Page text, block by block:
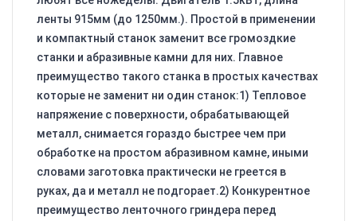
ленты 915мм (до 1250мм.). Простой в применении
и компактный станок заменит все громоздкие
станки и абразивные камни для них. Главное
преимущество такого станка в простых качествах
которые не заменит ни один станок:1) Тепловое
напряжение с поверхности, обрабатывающей
металл, снимается гораздо быстрее чем при
обработке на простом абразивном камне, иными
словами заготовка практически не греется в
руках, да и металл не подгорает.2) Конкурентное
преимущество ленточного гриндера перед